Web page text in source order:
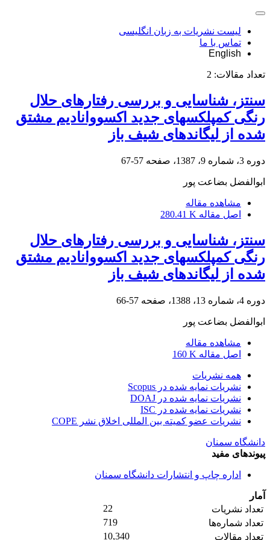
لیست نشریات به زبان انگلیسی
تماس با ما
English
تعداد مقالات: 2
سنتز، شناسایی و بررسی رفتارهای حلال
رنگی کمپلکسهای جدید اکسووانادیم مشتق
شده از لیگاندهای شیف باز
دوره 3، شماره 9، 1387، صفحه 57-67
ابوالفضل بضاعت پور
مشاهده مقاله
اصل مقاله 280.41 K
سنتز، شناسایی و بررسی رفتارهای حلال
رنگی کمپلکسهای جدید اکسووانادیم مشتق
شده از لیگاندهای شیف باز
دوره 4، شماره 13، 1388، صفحه 57-66
ابوالفضل بضاعت پور
مشاهده مقاله
اصل مقاله 160 K
همه نشریات
نشریات نمایه شده در Scopus
نشریات نمایه شده در DOAJ
نشریات نمایه شده در ISC
نشریات عضو کمیته بین المللی اخلاق نشر COPE
دانشگاه سمنان
پیوندهای مفید
اداره چاپ و انتشارات دانشگاه سمنان
آمار
تعداد نشریات
22
تعداد شماره‌ها
719
تعداد مقالات
10,340